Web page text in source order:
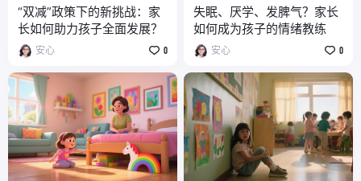
“双减”政策下的新挑战：家
长如何助力孩子全面发展？
安心 0
失眠、厌学、发脾气？家长
如何成为孩子的情绪教练
安心 0